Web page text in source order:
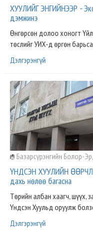
ХУУЛИЙГ ЭНГИЙНЭЭР -
дэмжинэ
Өнгөрсөн долоо хоногт
төслийг УИХ-д өргөн
Дэлгэрэнгүй
Базарсүрэнгийн Болор-
ҮНДСЭН ХУУЛИЙН
дахь нөлөө багасна
Төрийн албан хаагч, шүүх,
Үндсэн Хуульд оруулж
Дэлгэрэнгүй